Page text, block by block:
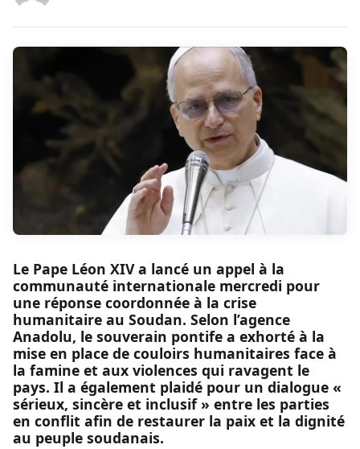
Le Pape Léon XIV a lancé un appel à la
communauté internationale mercredi pour
une réponse coordonnée à la crise
humanitaire au Soudan. Selon l’agence
Anadolu, le souverain pontife a exhorté à la
mise en place de couloirs humanitaires face à
la famine et aux violences qui ravagent le
pays. Il a également plaidé pour un dialogue «
sérieux, sincère et inclusif » entre les parties
en conflit afin de restaurer la paix et la dignité
au peuple soudanais.